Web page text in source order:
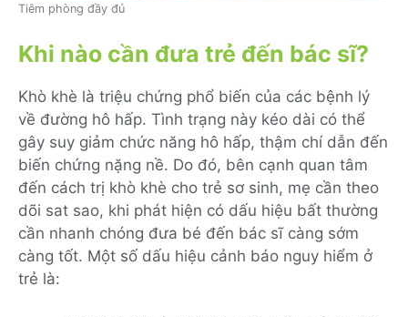
Tiêm phòng đầy đủ
Khi nào cần đưa trẻ đến bác sĩ?
Khò khè là triệu chứng phổ biến của các bệnh lý
về đường hô hấp. Tình trạng này kéo dài có thể
gây suy giảm chức năng hô hấp, thậm chí dẫn đến
biến chứng nặng nề. Do đó, bên cạnh quan tâm
đến cách trị khò khè cho trẻ sơ sinh, mẹ cần theo
dõi sat sao, khi phát hiện có dấu hiệu bất thường
cần nhanh chóng đưa bé đến bác sĩ càng sớm
càng tốt. Một số dấu hiệu cảnh báo nguy hiểm ở
trẻ là: